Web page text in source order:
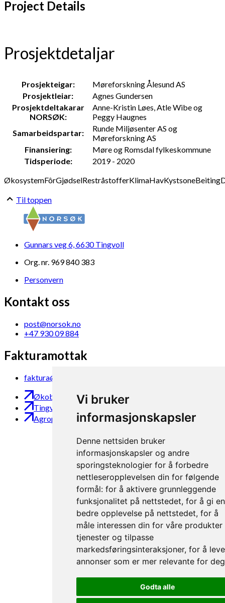
Vi bruker
informasjonskapsler
Denne nettsiden bruker
informasjonskapsler og andre
sporingsteknologier for å forbedre
nettleseropplevelsen din for følgende
formål:for å aktivere grunnleggende
funksjonalitet på nettstedet,for å gi en
bedre opplevelse på nettstedet,for å
måle interessen din for våre produkter
tjenester og tilpasse
markedsføringsinteraksjoner,for å
annonser som er mer relevante for deg
Godta alle
Project Details
Prosjektdetaljar
Prosjekteigar:
Møreforskning Ålesund AS
Prosjektleiar:
Agnes Gundersen
Prosjektdeltakarar
NORSØK:
Anne-Kristin Løes, Atle Wibe og
Peggy Haugnes
Samarbeidspartar:
Runde Miljøsenter AS og
Møreforskning AS
Finansiering:
Møre og Romsdal fylkeskommune
Tidsperiode:
2019 - 2020
ØkosystemFôrGjødselRestråstofferKlimaHavKystsoneBeiting
Til toppen
Gunnars veg 6, 6630 Tingvoll
Org. nr. 969 840 383
Personvern
Kontakt oss
post@norsok.no
+47 930 09 884
Fakturamottak
faktura@norsok.no
Økobloggen
Tingvoll Økopark
Agropub